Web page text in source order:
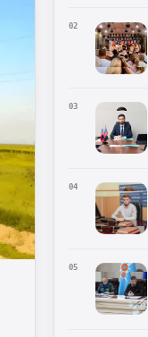
02
03
04
05